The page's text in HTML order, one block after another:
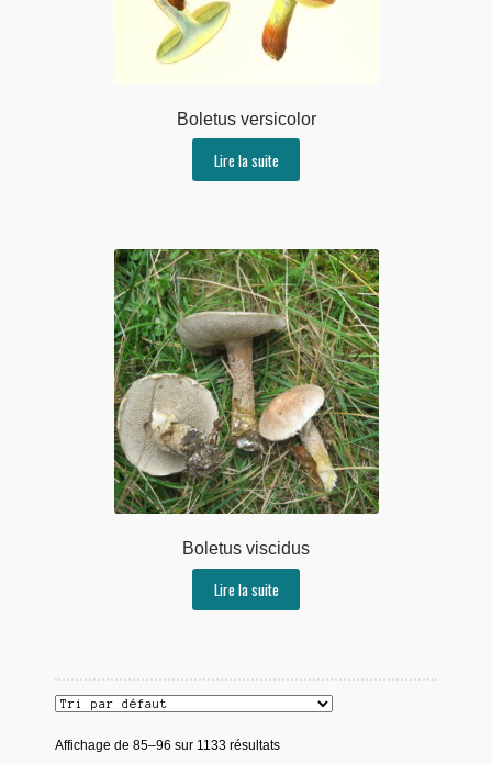
Boletus versicolor
Lire la suite
Boletus viscidus
Lire la suite
Affichage de 85–96 sur 1133 résultats